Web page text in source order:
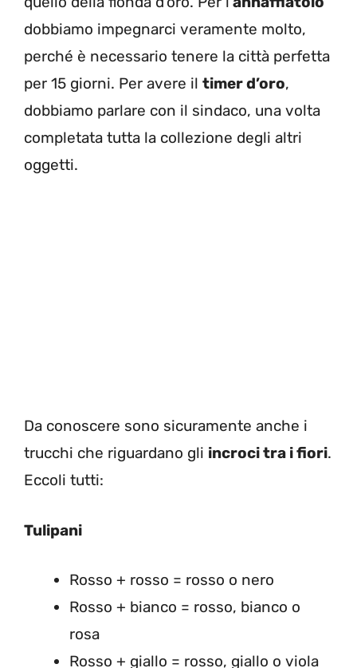
dobbiamo impegnarci veramente molto,
perché è necessario tenere la città perfetta
per 15 giorni. Per avere il timer d’oro,
dobbiamo parlare con il sindaco, una volta
completata tutta la collezione degli altri
oggetti.
Da conoscere sono sicuramente anche i
trucchi che riguardano gli incroci tra i fiori.
Eccoli tutti:
Tulipani
Rosso + rosso = rosso o nero
Rosso + bianco = rosso, bianco o
rosa
Rosso + giallo = rosso, giallo o viola